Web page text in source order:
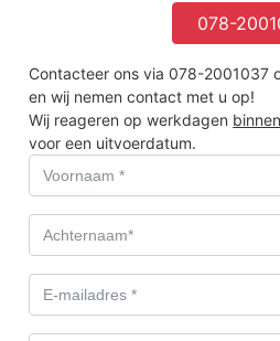
Swanendrif-Zuid
Zwijndrecht
Veerplein - De Werf
Euryza
Westkeetshaven
Brugweg
Corridor-Oost
Voormalig veilingterrein
Juliandorp
078-
Contacteer ons via 078-2001037
en wij nemen contact met u op!
Wij reageren op werkdagen
voor een uitvoerdatum.